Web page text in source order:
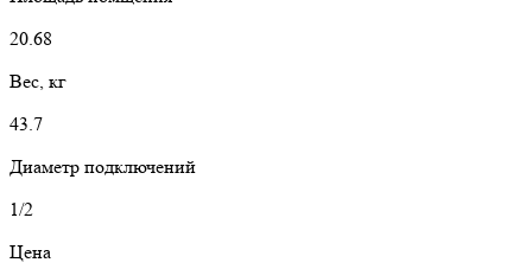
20.68
Вес, кг
43.7
Диаметр подключений
1/2
Цена